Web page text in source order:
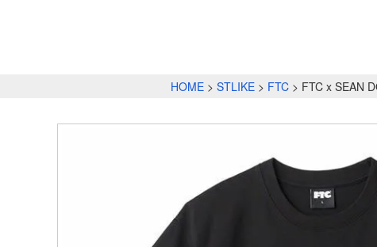
HOME STLIKE FTC FTC x SEAN